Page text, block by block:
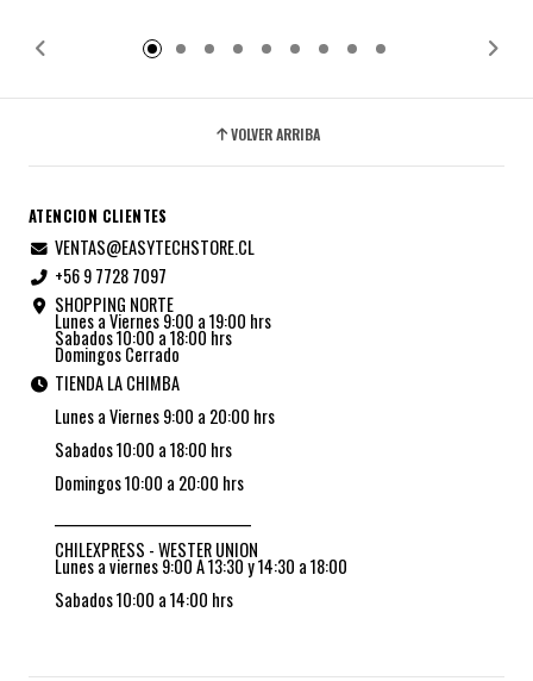
VOLVER ARRIBA
ATENCION CLIENTES
VENTAS@EASYTECHSTORE.CL
+56 9 7728 7097
SHOPPING NORTE
Lunes a Viernes 9:00 a 19:00 hrs
Sabados 10:00 a 18:00 hrs
Domingos Cerrado
TIENDA LA CHIMBA
Lunes a Viernes 9:00 a 20:00 hrs
Sabados 10:00 a 18:00 hrs
Domingos 10:00 a 20:00 hrs
CHILEXPRESS - WESTER UNION
Lunes a viernes 9:00 A 13:30 y 14:30 a 18:00
Sabados 10:00 a 14:00 hrs